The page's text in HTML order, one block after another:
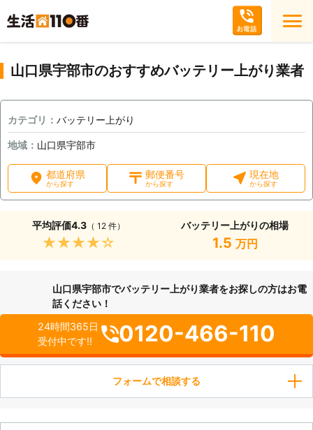
山口県宇部市のおすすめバッテリー上がり業者
カテゴリ： バッテリー上がり
地域： 山口県宇部市
都道府県
から探す
郵便番号
から探す
現在地
から探す
平均評価4.3（ 12 件）
★★★★★
バッテリー上がりの相場
1.5 万円
山口県宇部市でバッテリー上がり業者をお探しの方はお電
話ください！
24時間365日
受付中です!!
0120-466-110
フォームで相談する